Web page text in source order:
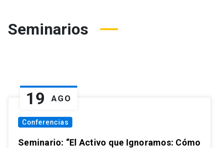
Seminarios
19 AGO
Conferencias
Seminario: “El Activo que Ignoramos: Cómo